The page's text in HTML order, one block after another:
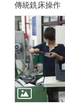
傳統銑床操作